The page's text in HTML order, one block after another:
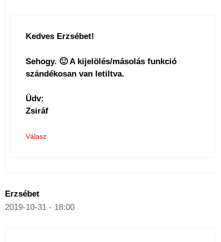
Kedves Erzsébet!
Sehogy. 🙂 A kijelölés/másolás funkció
szándékosan van letiltva.
Üdv:
Zsiráf
Válasz
Erzsébet
2019-10-31 - 18:00